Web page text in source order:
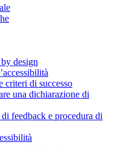
design
criteri di successo
una dichiarazione di
feedback e procedura di